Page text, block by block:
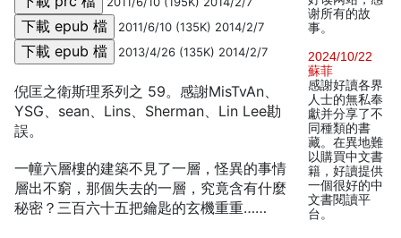
2011/6/10 (135K) 2014/2/7
2013/4/26 (135K) 2014/2/7
倪匡之衛斯理系列之 59。感謝MisTvAn、
YSG、sean、Lins、Sherman、Lin Lee勘
誤。
一幢六層樓的建築不見了一層，怪異的事情
層出不窮，那個失去的一層，究竟含有什麼
秘密？三百六十五把鑰匙的玄機重重……
谢所有的故
事。
2024/10/22
蘇菲
感謝好讀各界
人士的無私奉
獻并分享了不
同種類的書
藏。在異地難
以購買中文書
籍，好讀提供
一個很好的中
文書閱讀平
台。